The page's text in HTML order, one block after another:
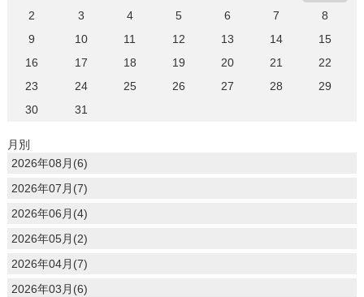
2
3 4 5 6 7
8
9
10 11 12 13 14
15
16
17 18 19 20 21
22
23
24 25 26 27 28
29
30
31
月別
2026年08月(6)
2026年07月(7)
2026年06月(4)
2026年05月(2)
2026年04月(7)
2026年03月(6)